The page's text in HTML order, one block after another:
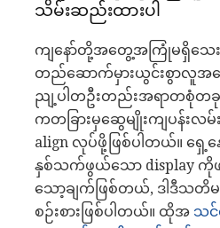
သိမ်းဆည်းထားပါ
ကျနော်တို့အတွေ့အကြုံမရှိသေး
တည်ဆောက်မှားယွင်းစွာလူအ
ညျ့ပါတဦးတည်းအရာတစုံတခု
ကတခြားမှဆွေမျိုးကျပန်း
align လုပ်ဖို့ဖြစ်ပါတယ်။ ရှ
နှစ်သက်ဖွယ်သော display ကို
သော့ချက်ဖြစ်တယ်, ဒါဒီသ
စဉ်းစားဖြစ်ပါတယ်။ ထိုအ သ